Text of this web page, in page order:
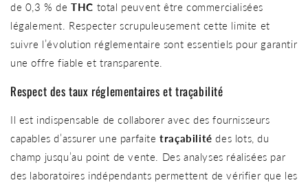
de 0,3 % deTHC total peuvent être commercialisées
légalement. Respecter scrupuleusement cette limite et
suivre l’évolution réglementaire sont essentiels pour garantir
une offre fiable et transparente.
Respect des taux réglementaires et traçabilité
Il est indispensable de collaborer avec des fournisseurs
capables d’assurer une parfaitetraçabilité des lots, du
champ jusqu’au point de vente. Des analyses réalisées par
des laboratoires indépendants permettent de vérifier que les